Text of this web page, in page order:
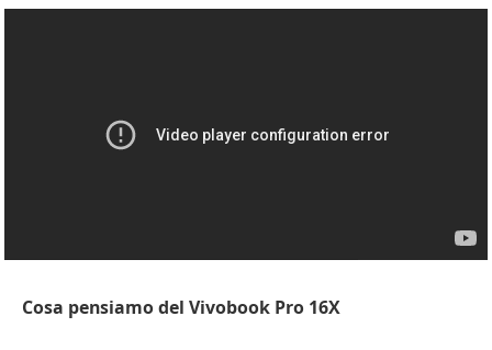
Cosa pensiamo del Vivobook Pro 16X